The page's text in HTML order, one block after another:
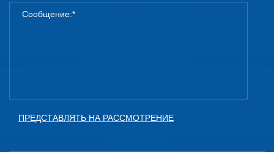
ПРЕДСТАВЛЯТЬ НА РАССМОТРЕНИЕ